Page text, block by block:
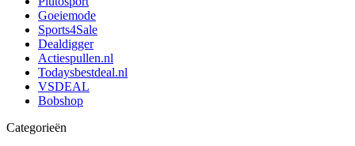
Goeiemode
Sports4Sale
Dealdigger
Actiespullen.nl
Todaysbestdeal.nl
VSDEAL
Bobshop
Categorieën